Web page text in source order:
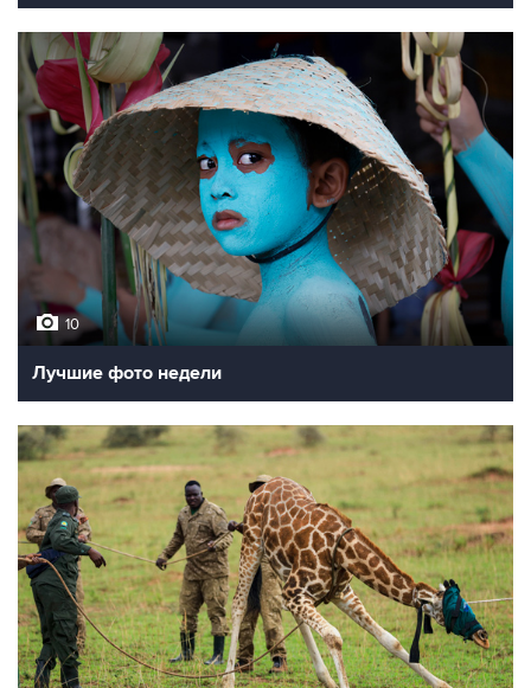
10
Лучшие фото недели